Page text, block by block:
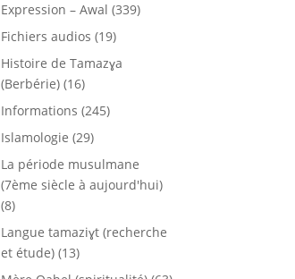
Expression – Awal (339)
Fichiers audios (19)
Histoire de Tamazɣa
(Berbérie) (16)
Informations (245)
Islamologie (29)
La période musulmane
(7ème siècle à aujourd'hui)
(8)
Langue tamaziɣt (recherche
et étude) (13)